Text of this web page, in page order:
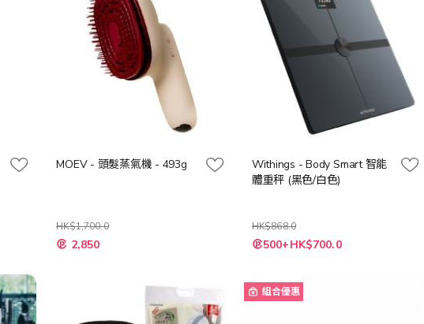
MOEV - 頭髮蒸氣機 - 493g
HK$1,700.0
特
殊 2,850
Withings - Body Smart 智能
體重秤 (黑色/白色)
HK$868.0
500+HK$700.0
組合優惠